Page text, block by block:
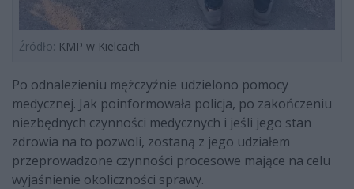
Źródło: KMP w Kielcach
Po odnalezieniu mężczyźnie udzielono pomocy
medycznej. Jak poinformowała policja, po zakończeniu
niezbędnych czynności medycznych i jeśli jego stan
zdrowia na to pozwoli, zostaną z jego udziałem
przeprowadzone czynności procesowe mające na celu
wyjaśnienie okoliczności sprawy.